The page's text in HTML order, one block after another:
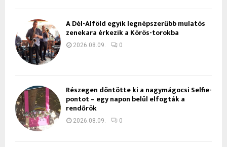
A Dél-Alföld egyik legnépszerűbb mulatós
zenekara érkezik a Körös-torokba
2026.08.09. 0
Részegen döntötte ki a nagymágocsi Selfie-
pontot – egy napon belül elfogták a
rendőrök
2026.08.09. 0